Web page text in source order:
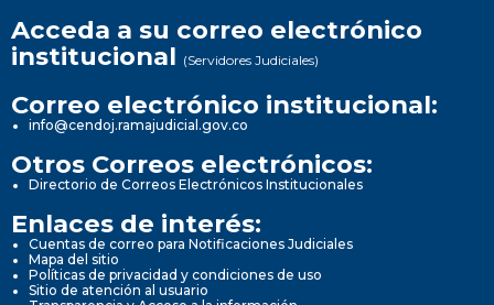
Acceda a su correo electrónico
institucional (Servidores Judiciales)
Correo electrónico institucional:
info@cendoj.ramajudicial.gov.co
Otros Correos electrónicos:
Directorio de Correos Electrónicos Institucionales
Enlaces de interés:
Cuentas de correo para Notificaciones Judiciales
Mapa del sitio
Políticas de privacidad y condiciones de uso
Sitio de atención al usuario